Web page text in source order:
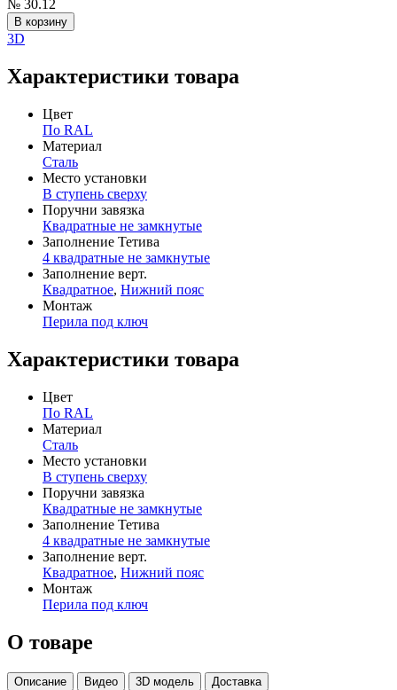
№ 30.12
В корзину
3D
Характеристики товара
Цвет
По RAL
Материал
Сталь
Место установки
В ступень сверху
Поручни завязка
Квадратные не замкнутые
Заполнение Тетива
4 квадратные не замкнутые
Заполнение верт.
Квадратное, Нижний пояс
Монтаж
Перила под ключ
Характеристики товара
Цвет
По RAL
Материал
Сталь
Место установки
В ступень сверху
Поручни завязка
Квадратные не замкнутые
Заполнение Тетива
4 квадратные не замкнутые
Заполнение верт.
Квадратное, Нижний пояс
Монтаж
Перила под ключ
О товаре
Описание Видео 3D модель Доставка